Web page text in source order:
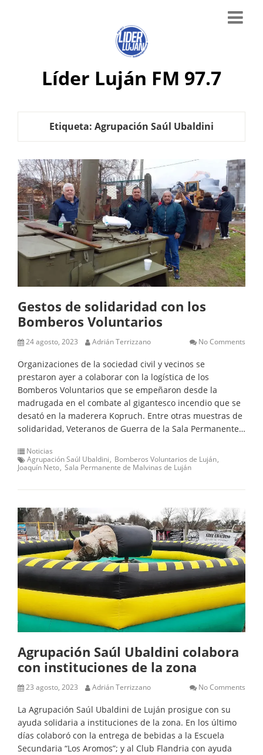
Líder Luján FM 97.7
Etiqueta: Agrupación Saúl Ubaldini
Gestos de solidaridad con los
Bomberos Voluntarios
24 agosto, 2023 Adrián Terrizzano No Comments
Organizaciones de la sociedad civil y vecinos se
prestaron ayer a colaborar con la logística de los
Bomberos Voluntarios que se empeñaron desde la
madrugada en el combate al gigantesco incendio que se
desató en la maderera Kopruch. Entre otras muestras de
solidaridad, Veteranos de Guerra de la Sala Permanente…
Noticias
Agrupación Saúl Ubaldini
Bomberos Voluntarios de Luján
Joaquín Neto Sala Permanente de Malvinas de Luján
Agrupación Saúl Ubaldini colabora
con instituciones de la zona
23 agosto, 2023 Adrián Terrizzano No Comments
La Agrupación Saúl Ubaldini de Luján prosigue con su
ayuda solidaria a instituciones de la zona. En los último
días colaboró con la entrega de bebidas a la Escuela
Secundaria “Los Aromos”; y al Club Flandria con ayuda